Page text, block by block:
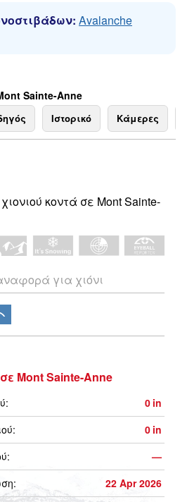
Avalanche
Sainte-Anne
Ιστορικό Κάμερες
κοντά σε Mont Sainte-
για χιόνι
Mont Sainte-Anne
0 in
0 in
—
22 Apr 2026